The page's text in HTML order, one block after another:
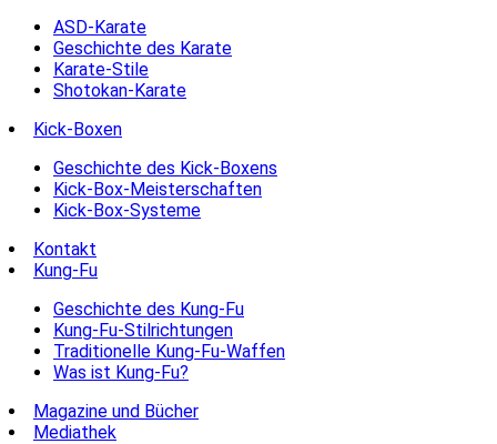
ASD-Karate
Geschichte des Karate
Karate-Stile
Shotokan-Karate
Kick-Boxen
Geschichte des Kick-Boxens
Kick-Box-Meisterschaften
Kick-Box-Systeme
Kontakt
Kung-Fu
Geschichte des Kung-Fu
Kung-Fu-Stilrichtungen
Traditionelle Kung-Fu-Waffen
Was ist Kung-Fu?
Magazine und Bücher
Mediathek